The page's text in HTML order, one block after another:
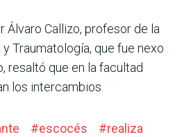
Álvaro Callizo, profesor de la
Trauma­tología, que fue nexo
resaltó que en la facultad
los intercambios.
#escocés #realiza